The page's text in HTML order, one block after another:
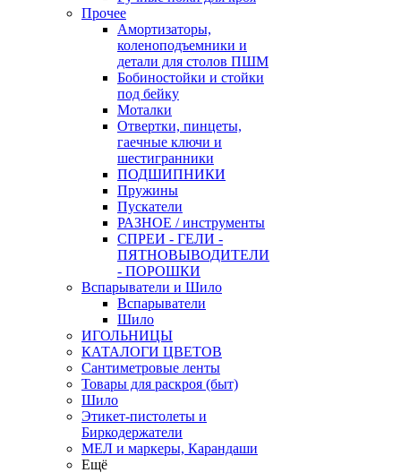
Прочее
Амортизаторы,
коленоподъемники и
детали для столов ПШМ
Бобиностойки и стойки
под бейку
Моталки
Отвертки, пинцеты,
гаечные ключи и
шестигранники
ПОДШИПНИКИ
Пружины
Пускатели
РАЗНОЕ / инструменты
СПРЕИ - ГЕЛИ -
ПЯТНОВЫВОДИТЕЛИ
- ПОРОШКИ
Вспарыватели и Шило
Вспарыватели
Шило
ИГОЛЬНИЦЫ
КАТАЛОГИ ЦВЕТОВ
Сантиметровые ленты
Товары для раскроя (быт)
Шило
Этикет-пистолеты и
Биркодержатели
МЕЛ и маркеры, Карандаши
Ещё